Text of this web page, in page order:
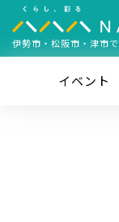
伊勢市・松阪市・津市で
イベント